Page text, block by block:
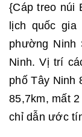
{Cáp treo núi
lịch quốc
phường Ninh
Ninh. Vị trí
phố Tây Ninh
85,7km, mất
chỉ dẫn ước